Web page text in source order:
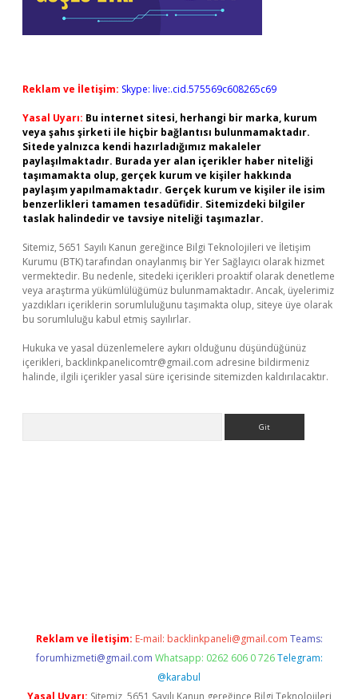
Reklam ve İletişim: Skype: live:.cid.575569c608265c69
Yasal Uyarı: Bu internet sitesi, herhangi bir marka, kurum
veya şahıs şirketi ile hiçbir bağlantısı bulunmamaktadır.
Sitede yalnızca kendi hazırladığımız makaleler
paylaşılmaktadır. Burada yer alan içerikler haber niteliği
taşımamakta olup, gerçek kurum ve kişiler hakkında
paylaşım yapılmamaktadır. Gerçek kurum ve kişiler ile isim
benzerlikleri tamamen tesadüfidir. Sitemizdeki bilgiler
taslak halindedir ve tavsiye niteliği taşımazlar.
Sitemiz, 5651 Sayılı Kanun gereğince Bilgi Teknolojileri ve İletişim
Kurumu (BTK) tarafından onaylanmış bir Yer Sağlayıcı olarak hizmet
vermektedir. Bu nedenle, sitedeki içerikleri proaktif olarak denetleme
veya araştırma yükümlülüğümüz bulunmamaktadır. Ancak, üyelerimiz
yazdıkları içeriklerin sorumluluğunu taşımakta olup, siteye üye olarak
bu sorumluluğu kabul etmiş sayılırlar.
Hukuka ve yasal düzenlemelere aykırı olduğunu düşündüğünüz
içerikleri, backlinkpanelicomtr@gmail.com adresine bildirmeniz
halinde, ilgili içerikler yasal süre içerisinde sitemizden kaldırılacaktır.
Reklam ve İletişim: E-mail: backlinkpaneli@gmail.com Teams:
forumhizmeti@gmail.com Whatsapp: 0262 606 0 726 Telegram:
@karabul
Yasal Uyarı: Sitemiz, 5651 Sayılı Kanun gereğince Bilgi Teknolojileri